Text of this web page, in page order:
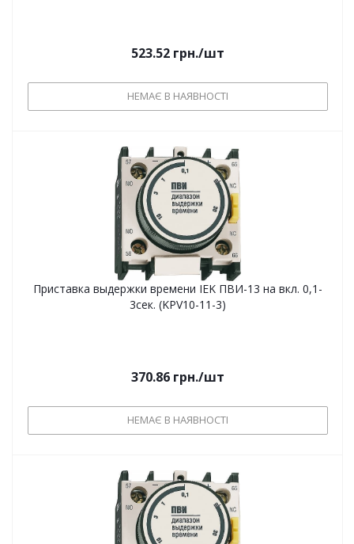
523.52 грн./шт
НЕМАЄ В НАЯВНОСТІ
Приставка выдержки времени IEK ПВИ-13 на вкл. 0,1-
3сек. (KPV10-11-3)
370.86 грн./шт
НЕМАЄ В НАЯВНОСТІ